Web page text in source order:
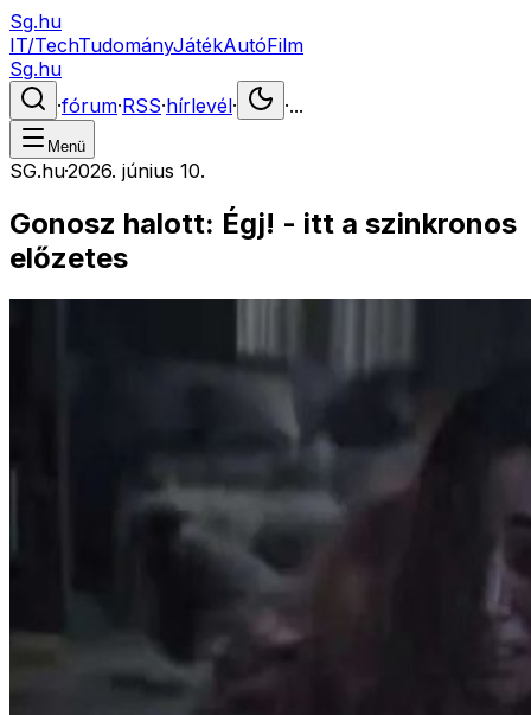
Sg.hu
IT/TechTudományJátékAutóFilm
Sg.hu
·fórum·RSS·hírlevél· ·...
Menü
SG.hu·2026. június 10.
Gonosz halott: Égj! - itt a szinkronos
előzetes